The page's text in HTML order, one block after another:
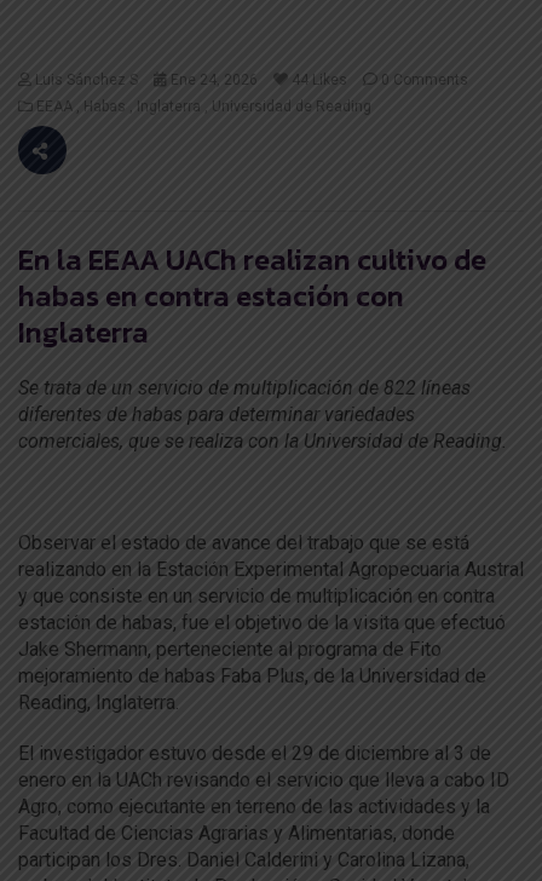
Luis Sánchez S Ene 24, 2026 44 Likes
0 Comments
EEAA
Habas Inglaterra Universidad de Reading
En la EEAA UACh realizan cultivo de
habas en contra estación con
Inglaterra
Se trata de un servicio de multiplicación de 822 líneas
diferentes de habas para determinar variedades
comerciales, que se realiza con la Universidad de Reading.
Observar el estado de avance del trabajo que se está
realizando en la Estación Experimental Agropecuaria Austral
y que consiste en un servicio de multiplicación en contra
estación de habas, fue el objetivo de la visita que efectuó
Jake Shermann, perteneciente al programa de Fito
mejoramiento de habas Faba Plus, de la Universidad de
Reading, Inglaterra.
El investigador estuvo desde el 29 de diciembre al 3 de
enero en la UACh revisando el servicio que lleva a cabo ID
Agro, como ejecutante en terreno de las actividades y la
Facultad de Ciencias Agrarias y Alimentarias, donde
participan los Dres. Daniel Calderini y Carolina Lizana,